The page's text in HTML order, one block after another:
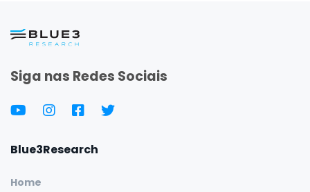
Siga nas Redes Sociais
Blue3Research
Home